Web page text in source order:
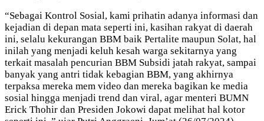
“Sebagai Kontrol Sosial, kami prihatin adanya informasi dan
kejadian di depan mata seperti ini, kasihan rakyat di daerah
ini, selalu kekurangan BBM baik Pertalite maupun Solat, hal
inilah yang menjadi keluh kesah warga sekitarnya yang
terkait masalah pencurian BBM Subsidi jatah rakyat, sampai
banyak yang antri tidak kebagian BBM, yang akhirnya
terpaksa mereka mem video dan mereka bagikan ke media
sosial hingga menjadi trend dan viral, agar menteri BUMN
Erick Thohir dan Presiden Jokowi dapat melihat hal kotor